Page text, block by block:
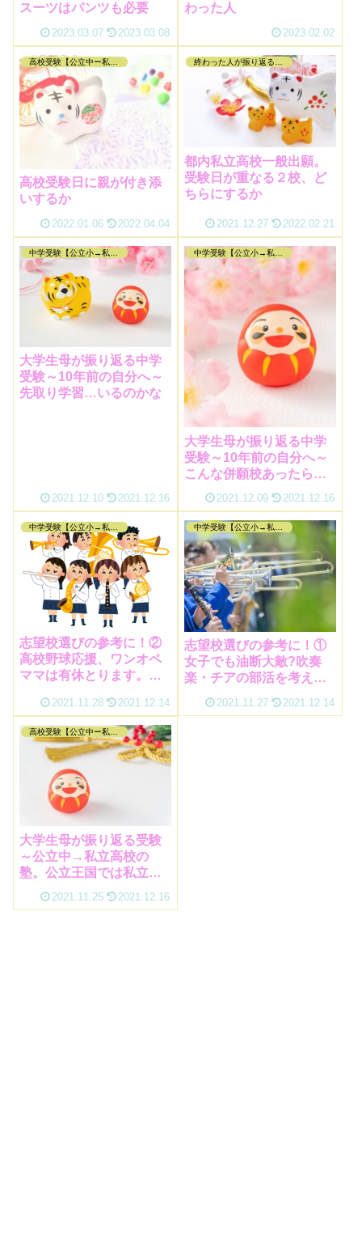
スーツはパンツも必要
2023.03.07 2023.03.08
わった人
2023.02.02
高校受験日に親が付き添
いするか
2022.01.06 2022.04.04
都内私立高校一般出願。
受験日が重なる２校、ど
ちらにするか
2021.12.27 2022.02.21
大学生母が振り返る中学
受験～10年前の自分へ～
先取り学習…いるのかな
2021.12.10 2021.12.16
大学生母が振り返る中学
受験～10年前の自分へ～
こんな併願校あったら受
けておいて
2021.12.09 2021.12.16
中学受験【公立小→私立中編】
志望校選びの参考に！②
高校野球応援、ワンオペ
ママは有休とります。吹
2021.11.28 2021.12.14
中学受験【公立小→私立中編】
志望校選びの参考に！①
女子でも油断大敵?吹奏
楽・チアの部活を考えて
2021.11.27 2021.12.14
大学生母が振り返る受験
～公立中→私立高校の
塾。公立王国では私立の
情報が乏しい?
2021.11.25 2021.12.16